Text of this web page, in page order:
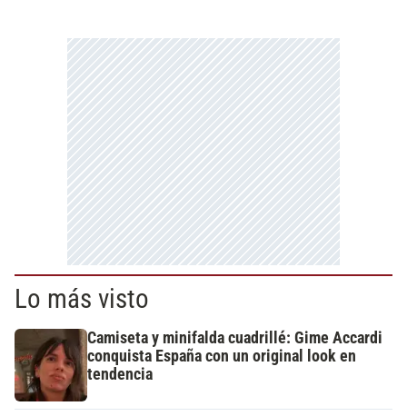
Lo más visto
Camiseta y minifalda cuadrillé: Gime Accardi
conquista España con un original look en
tendencia